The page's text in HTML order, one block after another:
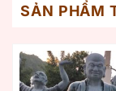
SẢN PHẨM